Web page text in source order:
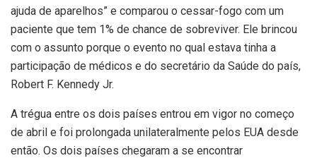
ajuda de aparelhos” e comparou o cessar-fogo com um
paciente que tem 1% de chance de sobreviver. Ele brincou
com o assunto porque o evento no qual estava tinha a
participação de médicos e do secretário da Saúde do país,
Robert F. Kennedy Jr.
A trégua entre os dois países entrou em vigor no começo
de abril e foi prolongada unilateralmente pelos EUA desde
então. Os dois países chegaram a se encontrar